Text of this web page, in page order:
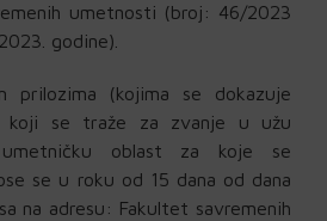
umetnosti (broj: 46/2023
godine).
prilozima (kojima se dokazuje
koji se traže za zvanje u užu
umetničku oblast za koje se
se u roku od 15 dana od dana
na adresu: Fakultet savremenih